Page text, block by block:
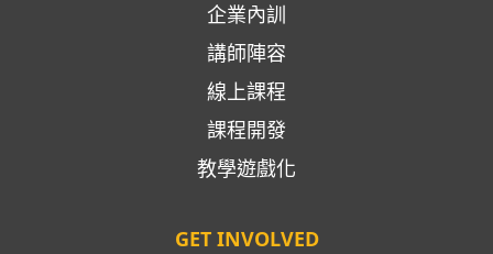
企業內訓
講師陣容
線上課程
課程開發
教學遊戲化
GET INVOLVED